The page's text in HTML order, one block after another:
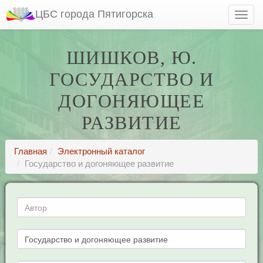
ЦБС города Пятигорска
ШИШКОВ, Ю.
ГОСУДАРСТВО И
ДОГОНЯЮЩЕЕ
РАЗВИТИЕ
Главная
Электронный каталог
Государство и догоняющее развитие